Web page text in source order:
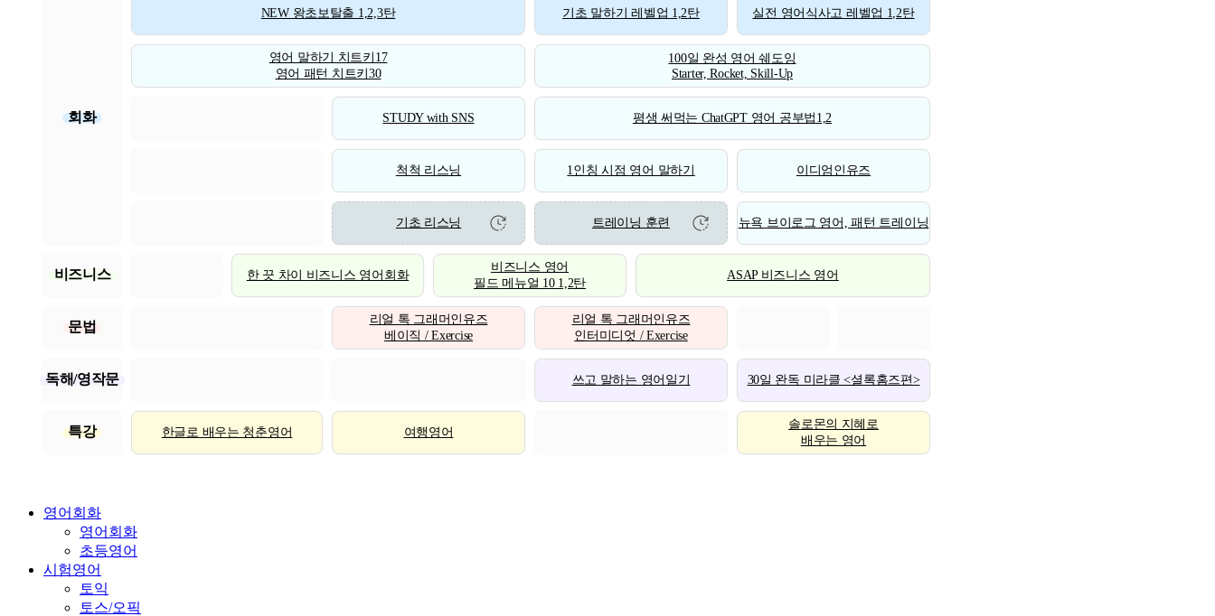
회화
NEW 왕초보탈출 1,2,3탄 기초 말하기 레벨업 1,2탄 실전 영어식사고 레벨업 1,2탄
영어 말하기 치트키17
영어 패턴 치트키30
100일 완성 영어 쉐도잉
Starter, Rocket, Skill-Up
STUDY with SNS 평생 써먹는 ChatGPT 영어 공부법1,2
척척 리스닝 1인칭 시점 영어 말하기 이디엄인유즈
기초 리스닝 트레이닝 훈련 뉴욕 브이로그 영어, 패턴 트레이닝
비즈니스 한 끗 차이 비즈니스 영어회화
비즈니스 영어
필드 메뉴얼 10 1,2탄
ASAP 비즈니스 영어
문법
리얼 톡 그래머인유즈
베이직 / Exercise
리얼 톡 그래머인유즈
인터미디엇 / Exercise
독해/영작문 쓰고 말하는 영어일기 30일 완독 미라클 <셜록홈즈편>
특강 한글로 배우는 청춘영어 여행영어
솔로몬의 지혜로
배우는 영어
영어회화
영어회화
초등영어
시험영어
토익
토스/오픽